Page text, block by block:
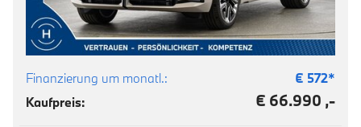
Finanzierung um monatl.: € 572*
Kaufpreis:
€ 66.990 ,-